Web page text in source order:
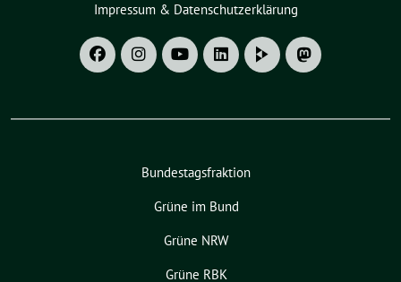
Impressum & Datenschutzerklärung
Bundestagsfraktion
Grüne im Bund
Grüne NRW
Grüne RBK